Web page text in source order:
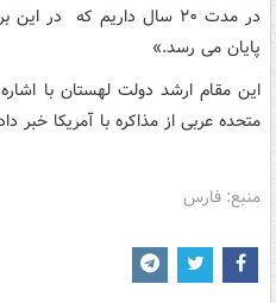
پایان می رسد.»
این مقام ارشد دولت لهستان با
متحده عربی از مذاکره با آمریکا خبر
منبع: فارس